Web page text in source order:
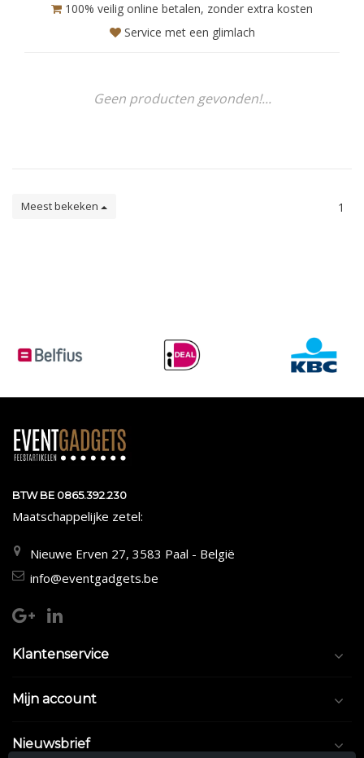
100% veilig online betalen, zonder extra kosten
Service met een glimlach
Geen producten gevonden!...
Meest bekeken 1
BTW BE 0865.392.230
Maatschappelijke zetel:
Nieuwe Erven 27, 3583 Paal - België
info@eventgadgets.be
Klantenservice
Mijn account
Nieuwsbrief